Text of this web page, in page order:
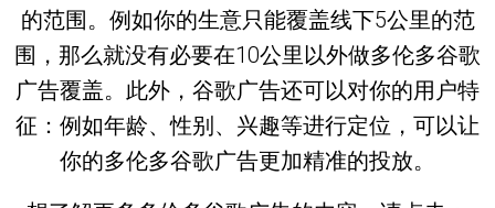
的范围。例如你的生意只能覆盖线下5公里的范
围，那么就没有必要在10公里以外做多伦多谷歌
广告覆盖。此外，谷歌广告还可以对你的用户特
征：例如年龄、性别、兴趣等进行定位，可以让
你的多伦多谷歌广告更加精准的投放。